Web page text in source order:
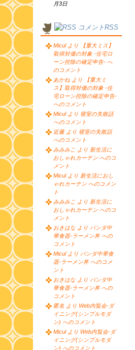
月3日
コメントRSS
Micul より 【重大ミス】
取得対価の対象 -住宅ロ
ーン控除の確定申告- へ
のコメント
あかね より 【重大ミ
ス】取得対価の対象 -住
宅ローン控除の確定申告-
へのコメント
Micul より 寝室の失敗話
へのコメント
近藤 より 寝室の失敗話
へのコメント
みみみこ より 新生活に
おしゃれカーテン へのコ
メント
Micul より 新生活におし
ゃれカーテン へのコメン
ト
みみみこ より 新生活に
おしゃれカーテン へのコ
メント
おきはな より パンダ中
華食器-ラーメン丼 への
コメント
Micul より パンダ中華食
器-ラーメン丼 へのコメ
ント
おきはな より パンダ中
華食器-ラーメン丼 への
コメント
匿名 より Web内覧会-ダ
イニング(シンプルモダ
ン) へのコメント
Micul より Web内覧会-ダ
イニング(シンプルモダ
ン) へのコメント